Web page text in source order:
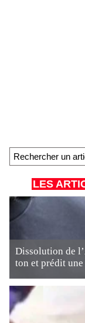
LES
Dissolution de
ton et prédit